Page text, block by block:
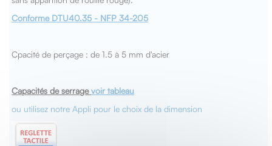
Conforme DTU40.35 - NFP 34-205
Cpacité de perçage : de 1.5 à 5 mm d'acier
Capacités de serragevoir tableau
ou utilisez notre Appli pour le choix de la dimension